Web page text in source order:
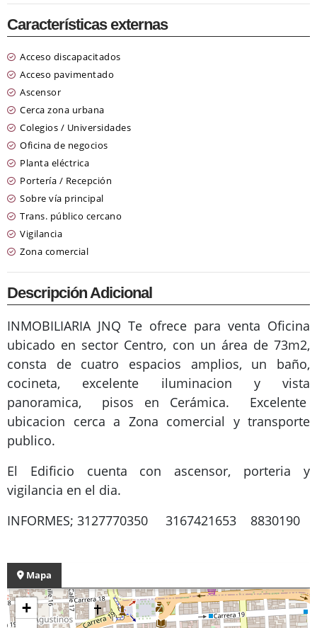
Características externas
Acceso discapacitados
Acceso pavimentado
Ascensor
Cerca zona urbana
Colegios / Universidades
Oficina de negocios
Planta eléctrica
Portería / Recepción
Sobre vía principal
Trans. público cercano
Vigilancia
Zona comercial
Descripción Adicional
INMOBILIARIA JNQ Te ofrece para venta Oficina
ubicado en sector Centro, con un área de 73m2,
consta de cuatro espacios amplios, un baño,
cocineta, excelente iluminacion y vista
panoramica, pisos en Cerámica. Excelente
ubicacion cerca a Zona comercial y transporte
publico.
El Edificio cuenta con ascensor, porteria y
vigilancia en el dia.
INFORMES; 3127770350 3167421653 8830190
Mapa
+